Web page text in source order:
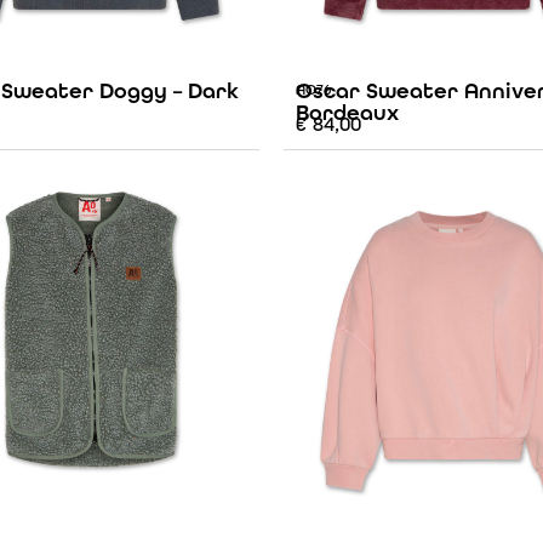
Doggy – Dark
AO76
Oscar Sweater
Bordeaux
€84,00